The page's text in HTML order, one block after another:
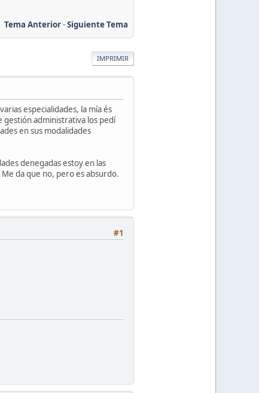
Tema Anterior-Siguiente Tema
IMPRIMIR
especialidades, la mía és
gestión administrativa los pedí
en sus modalidades
denegadas estoy en las
da que no, pero es absurdo.
#1